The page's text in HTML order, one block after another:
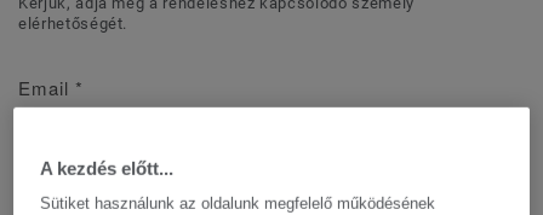
elérhetőségét.
Email *
A kezdés előtt...
Sütiket használunk az oldalunk megfelelő működésének